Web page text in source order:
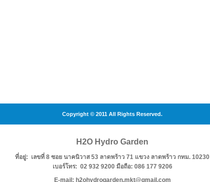
Copyright © 2011 All Rights Reserved.
H2O Hydro Garden
ที่อยู่: เลขที่ 8 ซอย นาคนิวาส 53 ลาดพร้าว 71 แขวง ลาดพร้าว กทม. 10230
เบอร์โทร: 02 932 9200 มือถือ: 086 177 9206
E-mail: h2ohydrogarden.mkt@gmail.com